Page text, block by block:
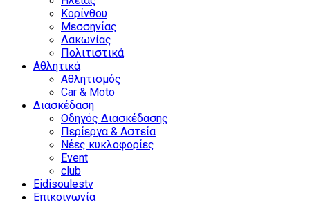
Κορίνθου
Μεσσηνίας
Λακωνίας
Πολιτιστικά
Αθλητικά
Αθλητισμός
Car & Moto
Διασκέδαση
Οδηγός Διασκέδασης
Περίεργα & Αστεία
Νέες κυκλοφορίες
Event
club
Eidisoulestv
Επικοινωνία